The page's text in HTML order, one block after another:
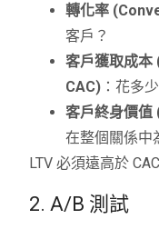
轉化率
客戶？
客戶獲取成
CAC) ：花多
客戶終身價
在整個關係中
LTV 必須遠高於
2. A/B 測試